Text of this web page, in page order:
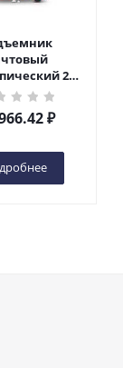
200
GTWY10-
2-мачтовый
(N) в
₽